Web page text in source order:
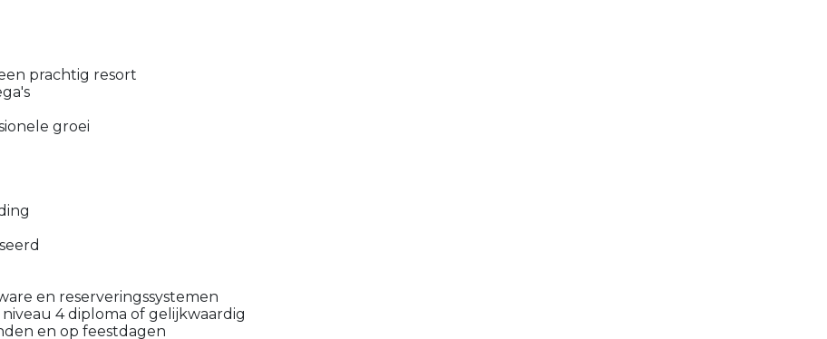
prachtig resort
groei
en reserveringssystemen
4 diploma of gelijkwaardig
en op feestdagen